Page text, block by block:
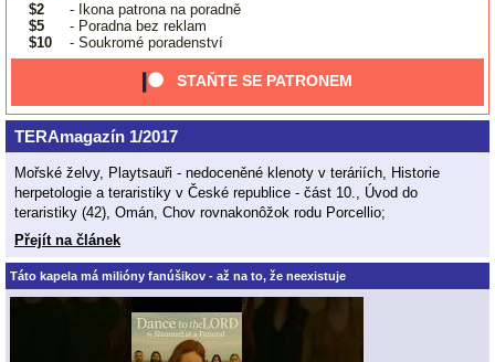
$2
- Ikona patrona na poradně
$5
- Poradna bez reklam
$10
- Soukromé poradenství
STAŇTE SE PATRONEM
TERAmagazín 1/2017
Mořské želvy, Playtsauři - nedoceněné klenoty v teráriích, Historie
herpetologie a teraristiky v České republice - část 10., Úvod do
teraristiky (42), Omán, Chov rovnakonôžok rodu Porcellio;
Přejít na článek
Táto kapela má milióny fanúšikov - až na to, že neexistuje